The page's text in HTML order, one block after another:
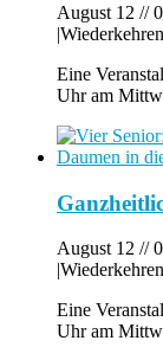
August 12 //
|
Eine
Uhr am
August 12 //
|
Eine
Uhr am